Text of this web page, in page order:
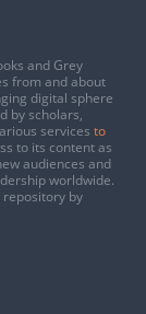
and Grey
from and about
digital sphere
by scholars,
services to
to its content as
audiences and
worldwide.
repository by